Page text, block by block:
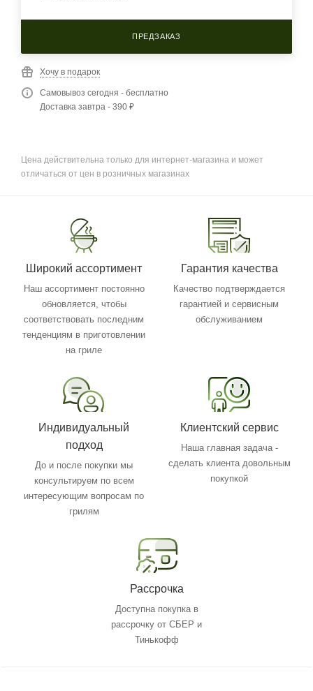
ПРЕДЗАКАЗ
Хочу в подарок
Самовывоз сегодня - бесплатно
Доставка завтра - 390 ₽
Цена действительна только для интернет-магазина и может
отличаться от цен в розничных магазинах
Широкий ассортимент
Наш ассортимент постоянно
обновляется, чтобы
соответствовать последним
тенденциям в приготовлении
на гриле
Гарантия качества
Качество подтверждается
гарантией и сервисным
обслуживанием
Индивидуальный
подход
До и после покупки мы
консультируем по всем
интересующим вопросам по
грилям
Клиентский сервис
Наша главная задача -
сделать клиента довольным
покупкой
Рассрочка
Доступна покупка в
рассрочку от СБЕР и
Тинькофф